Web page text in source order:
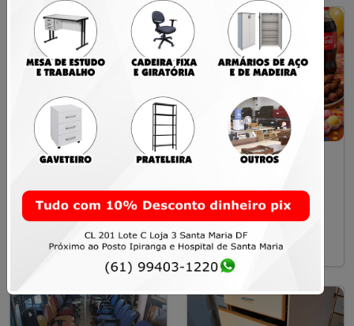
50 pães de mel sabor
R$ 250,00
Santa Maria
Kit Festa 02
Santa Maria